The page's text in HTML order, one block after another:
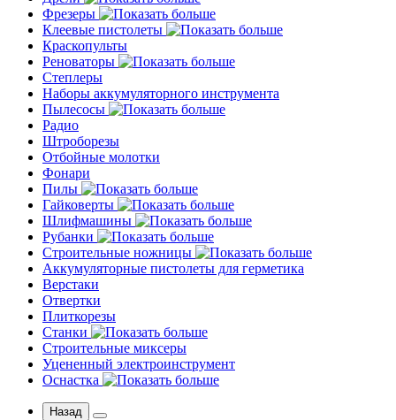
Фрезеры
Клеевые пистолеты
Краскопульты
Реноваторы
Степлеры
Наборы аккумуляторного инструмента
Пылесосы
Радио
Штроборезы
Отбойные молотки
Фонари
Пилы
Гайковерты
Шлифмашины
Рубанки
Строительные ножницы
Аккумуляторные пистолеты для герметика
Верстаки
Отвертки
Плиткорезы
Станки
Строительные миксеры
Уцененный электроинструмент
Оснастка
Назад